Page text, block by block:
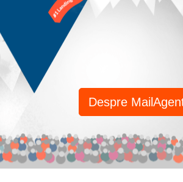
Despre